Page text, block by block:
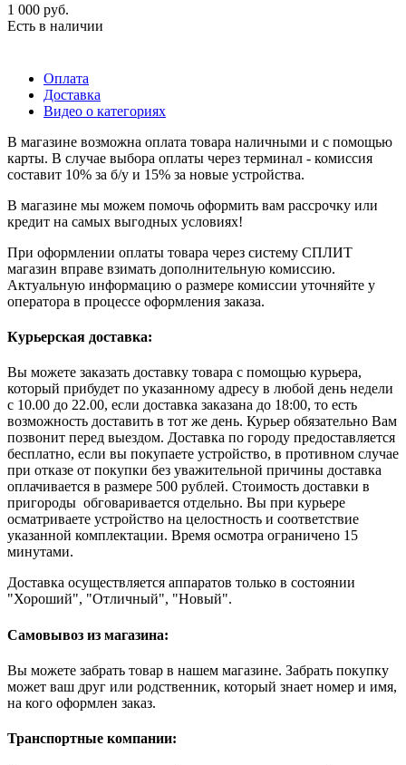
1 000 руб.
Есть в наличии
Оплата
Доставка
Видео о категориях
В магазине возможна оплата товара наличными и с помощью
карты. В случае выбора оплаты через терминал - комиссия
составит 10% за б/у и 15% за новые устройства.
В магазине мы можем помочь оформить вам рассрочку или
кредит на самых выгодных условиях!
При оформлении оплаты товара через систему СПЛИТ
магазин вправе взимать дополнительную комиссию.
Актуальную информацию о размере комиссии уточняйте у
оператора в процессе оформления заказа.
Курьерская доставка:
Вы можете заказать доставку товара с помощью курьера,
который прибудет по указанному адресу в любой день недели
с 10.00 до 22.00, если доставка заказана до 18:00, то есть
возможность доставить в тот же день. Курьер обязательно Вам
позвонит перед выездом. Доставка по городу предоставляется
бесплатно, если вы покупаете устройство, в противном случае
при отказе от покупки без уважительной причины доставка
оплачивается в размере 500 рублей. Стоимость доставки в
пригороды обговаривается отдельно. Вы при курьере
осматриваете устройство на целостность и соответствие
указанной комплектации. Время осмотра ограничено 15
минутами.
Доставка осуществляется аппаратов только в состоянии
"Хороший", "Отличный", "Новый".
Самовывоз из магазина:
Вы можете забрать товар в нашем магазине. Забрать покупку
может ваш друг или родственник, который знает номер и имя,
на кого оформлен заказ.
Транспортные компании: